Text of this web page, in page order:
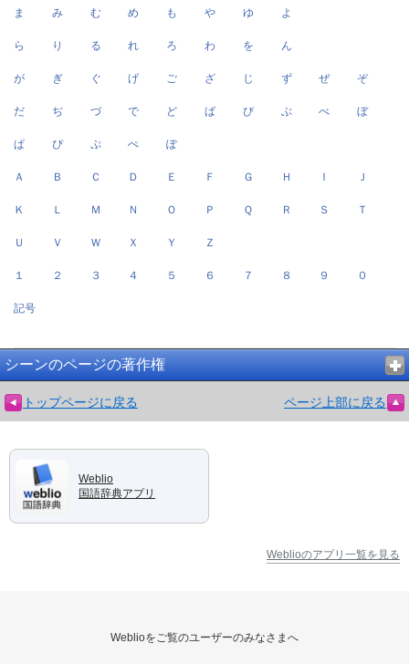
ま み む め も や ゆ よ
ら り る れ ろ わ を ん
が ぎ ぐ げ ご ざ じ ず ぜ ぞ
だ ぢ づ で ど ば び ぶ べ ぼ
ぱ ぴ ぷ ぺ ぽ
Ａ Ｂ Ｃ Ｄ Ｅ Ｆ Ｇ Ｈ Ｉ Ｊ
Ｋ Ｌ Ｍ Ｎ Ｏ Ｐ Ｑ Ｒ Ｓ Ｔ
Ｕ Ｖ Ｗ Ｘ Ｙ Ｚ
１ ２ ３ ４ ５ ６ ７ ８ ９ ０
記号
シーンのページの著作権
トップページに戻る ページ上部に戻る
Weblio
国語辞典アプリ
Weblioのアプリ一覧を見る
Weblioをご覧のユーザーのみなさまへ